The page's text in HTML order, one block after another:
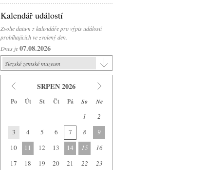
Kalendář událostí
Zvolte datum z kalendáře pro výpis událostí
probíhajících ve zvolený den.
Dnes je07.08.2026
Slezské zemské muzeum
Slezské zemské muzeum
Historická výstavní budova
Arboretum Nový Dvůr
Národní památník II. světové války
Památník Petra Bezruče
Areál čs. opevnění
SRPEN 2026
Po Út St Čt Pá So Ne
1
2
3
4 5 6 7 8
9
10
11 12 13 14 15
16
17
18 19 20 21 22
23